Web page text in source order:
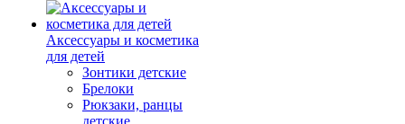
Аксессуары и косметика
для детей
Зонтики детские
Брелоки
Рюкзаки, ранцы
детские